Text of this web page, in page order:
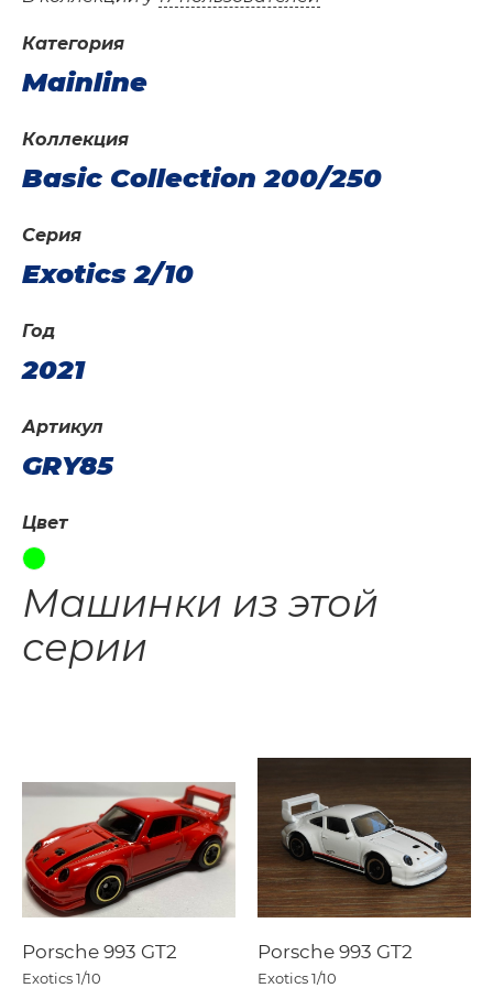
Категория
Mainline
Год
2021
Коллекция
Basic Collection 200/250
Артикул
GRY85
Серия
Exotics 2/10
Цвет
Машинки из этой
серии
Porsche 993 GT2
Exotics1/10
Porsche 993 GT2
Exotics1/10